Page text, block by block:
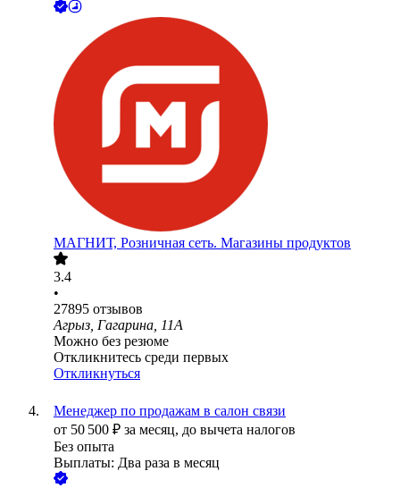
МАГНИТ, Розничная сеть. Магазины продуктов
3.4
•
27895 отзывов
Агрыз, Гагарина, 11А
Можно без резюме
Откликнитесь среди первых
Откликнуться
Менеджер по продажам в салон связи
от 50 500 ₽ за месяц, до вычета налогов
Без опыта
Выплаты: Два раза в месяц